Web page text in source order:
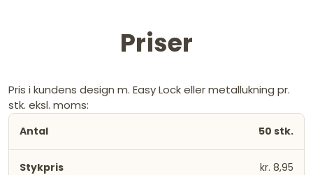
Priser
Pris i kundens design m. Easy Lock eller metallukning pr.
stk. eksl. moms:
50 stk.
kr. 8,95